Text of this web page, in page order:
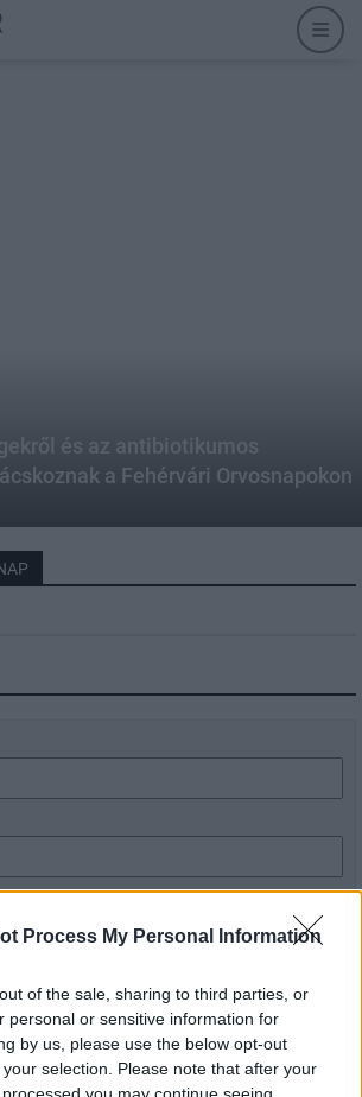
Process My Personal Information
of the sale, sharing to third parties, or
personal or sensitive information for
by us, please use the below opt-out
selection. Please note that after your
you may continue seeing
és az antibiotikumos
a Fehérvári Orvosnapokon